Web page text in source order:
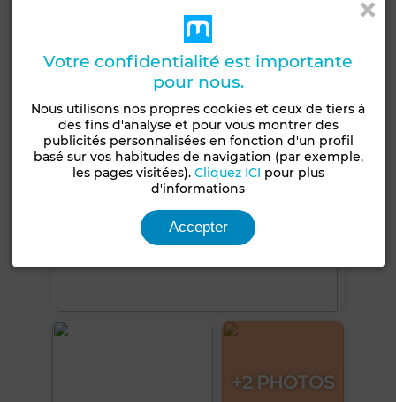
Voir plus de photos
+2 PHOTOS
Votre confidentialité est importante
pour nous.
Nous utilisons nos propres cookies et ceux de tiers à
des fins d'analyse et pour vous montrer des
publicités personnalisées en fonction d'un profil
basé sur vos habitudes de navigation (par exemple,
les pages visitées). Cliquez ICI pour plus
d'informations
Accepter